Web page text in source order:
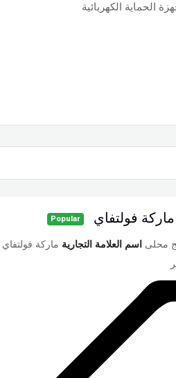
الحماية الكهربائية
فولتفاي Popular
محلى اسم العلامة التجارية ماركة فولتفاي